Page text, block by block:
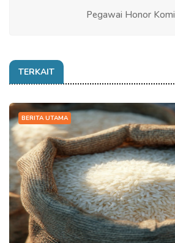
Pegawai Honor
TERKAIT
BERITA UTAMA